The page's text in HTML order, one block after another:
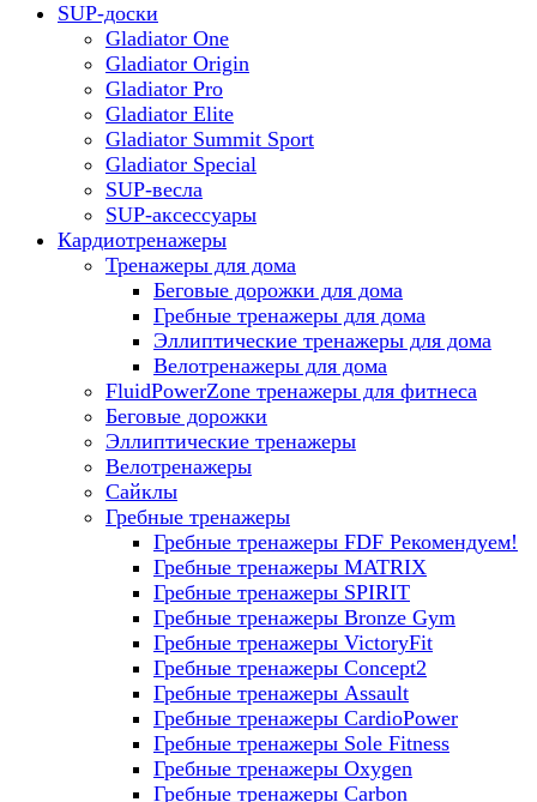
SUP-доски
Gladiator One
Gladiator Origin
Gladiator Pro
Gladiator Elite
Gladiator Summit Sport
Gladiator Special
SUP-весла
SUP-аксессуары
Кардиотренажеры
Тренажеры для дома
Беговые дорожки для дома
Гребные тренажеры для дома
Эллиптические тренажеры для дома
Велотренажеры для дома
FluidPowerZone тренажеры для фитнеса
Беговые дорожки
Эллиптические тренажеры
Велотренажеры
Сайклы
Гребные тренажеры
Гребные тренажеры FDF Рекомендуем!
Гребные тренажеры MATRIX
Гребные тренажеры SPIRIT
Гребные тренажеры Bronze Gym
Гребные тренажеры VictoryFit
Гребные тренажеры Concept2
Гребные тренажеры Assault
Гребные тренажеры CardioPower
Гребные тренажеры Sole Fitness
Гребные тренажеры Oxygen
Гребные тренажеры Carbon